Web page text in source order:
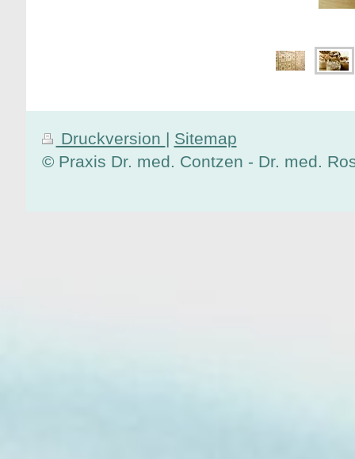
Druckversion | Sitemap
© Praxis Dr. med. Contzen - Dr. med.